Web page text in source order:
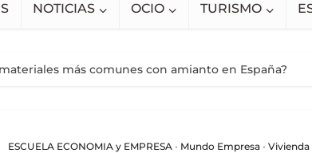
NOTICIAS OCIO TURISMO
más comunes con amianto en España?
ESCUELA ECONOMIA y EMPRESA • Mundo Empresa • Vivienda